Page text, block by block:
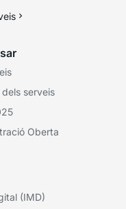
serveis
Oberta
(IMD)